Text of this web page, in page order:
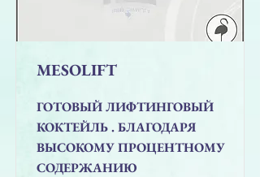
MESOLIFT
ГОТОВЫЙ ЛИФТИНГОВЫЙ
КОКТЕЙЛЬ . БЛАГОДАРЯ
ВЫСОКОМУ ПРОЦЕНТНОМУ
СОДЕРЖАНИЮ